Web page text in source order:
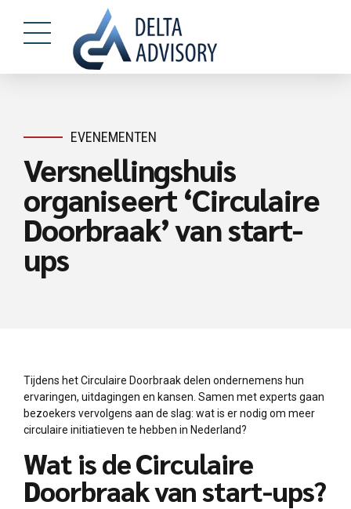
EVENEMENTEN
Versnellingshuis
organiseert ‘Circulaire
Doorbraak’ van start-
ups
Tijdens het Circulaire Doorbraak delen ondernemens hun
ervaringen, uitdagingen en kansen. Samen met experts gaan
bezoekers vervolgens aan de slag: wat is er nodig om meer
circulaire initiatieven te hebben in Nederland?
Wat is de Circulaire
Doorbraak van start-ups?